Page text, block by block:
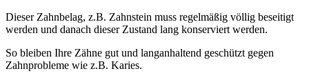
Dieser Zahnbelag, z.B. Zahnstein muss regelmäßig völlig beseitigt
werden und danach dieser Zustand lang konserviert werden.
So bleiben Ihre Zähne gut und langanhaltend geschützt gegen
Zahnprobleme wie z.B. Karies.